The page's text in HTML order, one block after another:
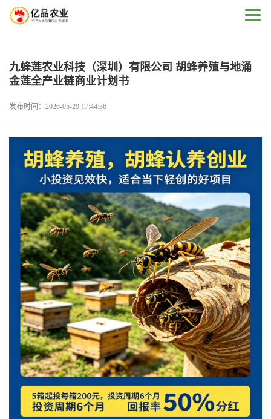
九蜂莲农业科技（深圳）有限公司 胡蜂养殖与地涌
金莲全产业链商业计划书
发布时间：2026-05-29 17:44:36